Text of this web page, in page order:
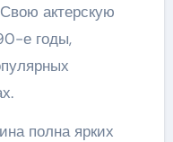
актерскую
е годы,
полна ярких